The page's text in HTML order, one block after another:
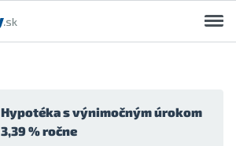
Hypotéka s výnimočným úrokom
3,39 % ročne